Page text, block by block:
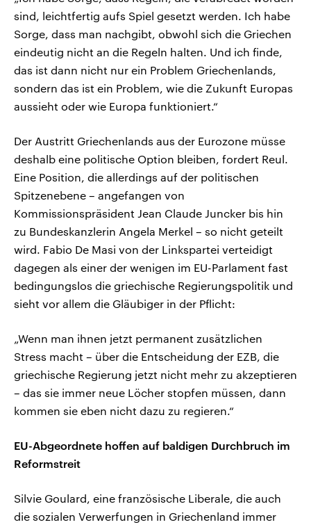
sind, leichtfertig aufs Spiel gesetzt werden. Ich habe
Sorge, dass man nachgibt, obwohl sich die Griechen
eindeutig nicht an die Regeln halten. Und ich finde,
das ist dann nicht nur ein Problem Griechenlands,
sondern das ist ein Problem, wie die Zukunft Europas
aussieht oder wie Europa funktioniert.“
Der Austritt Griechenlands aus der Eurozone müsse
deshalb eine politische Option bleiben, fordert Reul.
Eine Position, die allerdings auf der politischen
Spitzenebene – angefangen von
Kommissionspräsident Jean Claude Juncker bis hin
zu Bundeskanzlerin Angela Merkel – so nicht geteilt
wird. Fabio De Masi von der Linkspartei verteidigt
dagegen als einer der wenigen im EU-Parlament fast
bedingungslos die griechische Regierungspolitik und
sieht vor allem die Gläubiger in der Pflicht:
„Wenn man ihnen jetzt permanent zusätzlichen
Stress macht – über die Entscheidung der EZB, die
griechische Regierung jetzt nicht mehr zu akzeptieren
– das sie immer neue Löcher stopfen müssen, dann
kommen sie eben nicht dazu zu regieren.“
EU-Abgeordnete hoffen auf baldigen Durchbruch im
Reformstreit
Silvie Goulard, eine französische Liberale, die auch
die sozialen Verwerfungen in Griechenland immer